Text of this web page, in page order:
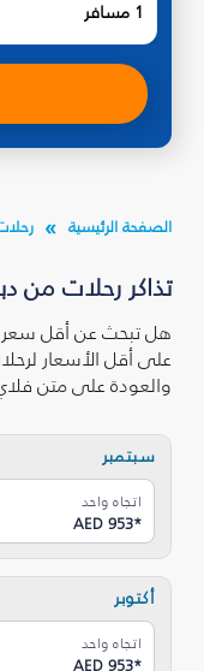
1 مسافر
الصفحة الرئيسية
تذاكر رحلات من
هل تبحث عن أقل سعر
على أقل الأسعار
والعودة على متن
سبتمبر
اتجاه واحد
AED 953*
أكتوبر
اتجاه واحد
AED 953*